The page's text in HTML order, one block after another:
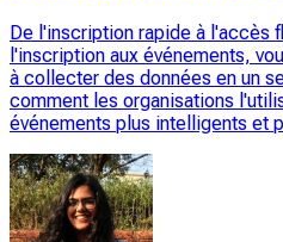
De l'inscription rapide à l'accès
l'inscription aux événements,
à collecter des données en un
comment les organisations
événements plus intelligents et